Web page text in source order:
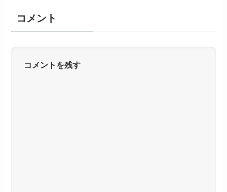
コメント
コメントを残す